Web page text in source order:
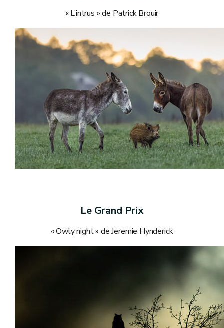
« L’intrus » de Patrick Brouir
Le Grand Prix
« Owly night » de Jeremie Hynderick